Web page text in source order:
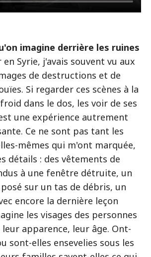
imagine derrière les ruines
Syrie, j'avais souvent vu aux
de destructions et de
Si regarder ces scènes à la
dans le dos, les voir de ses
une expérience autrement
Ce ne sont pas tant les
mêmes qui m'ont marquée,
détails : des vêtements de
à une fenêtre détruite, un
sur un tas de débris, un
encore la dernière leçon
les visages des personnes
apparence, leur âge. Ont-
sont-elles ensevelies sous les